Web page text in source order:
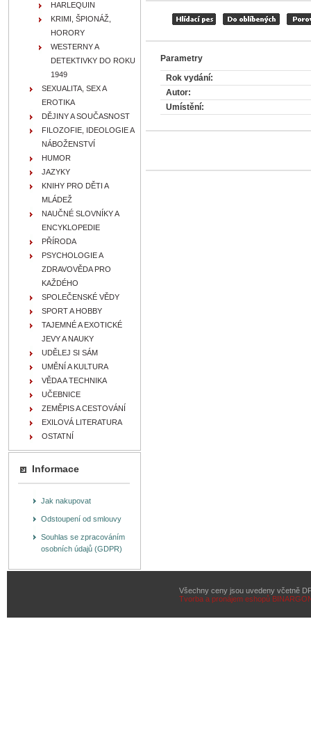
Parametry
Rok vydání:
Autor:
Umístění:
HARLEQUIN
KRIMI, ŠPIONÁŽ,
HORORY
WESTERNY A
DETEKTIVKY DO ROKU
1949
SEXUALITA, SEX A
EROTIKA
DĚJINY A SOUČASNOST
FILOZOFIE, IDEOLOGIE A
NÁBOŽENSTVÍ
HUMOR
JAZYKY
KNIHY PRO DĚTI A
MLÁDEŽ
NAUČNÉ SLOVNÍKY A
ENCYKLOPEDIE
PŘÍRODA
PSYCHOLOGIE A
ZDRAVOVĚDA PRO
KAŽDÉHO
SPOLEČENSKÉ VĚDY
SPORT A HOBBY
TAJEMNÉ A EXOTICKÉ
JEVY A NAUKY
UDĚLEJ SI SÁM
UMĚNÍ A KULTURA
VĚDA A TECHNIKA
UČEBNICE
ZEMĚPIS A CESTOVÁNÍ
EXILOVÁ LITERATURA
OSTATNÍ
Informace
Jak nakupovat
Odstoupení od smlouvy
Souhlas se zpracováním
osobních údajů (GDPR)
Všechny ceny jsou uvedeny včetně
Tvorba a pronájem eshopů